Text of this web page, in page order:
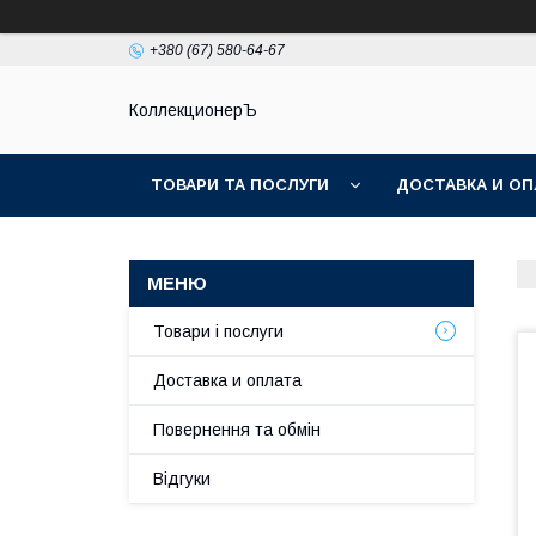
+380 (67) 580-64-67
КоллекционерЪ
ТОВАРИ ТА ПОСЛУГИ ДОСТАВКА И
Товари і послуги
Доставка и оплата
Повернення та обмін
Відгуки